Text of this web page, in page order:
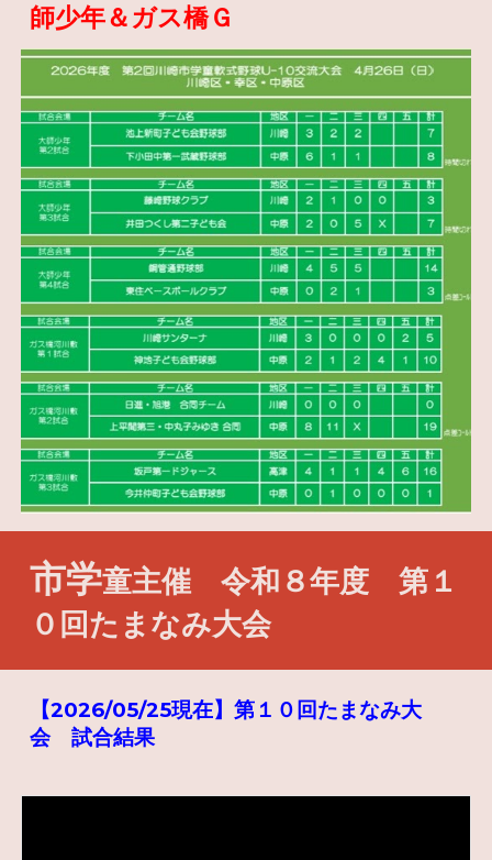
師少年＆ガス橋Ｇ
市学童主催 令和８年度 第１
０回たまなみ大会
【2026/05/25現在】第１０回たまなみ大
会 試合結果